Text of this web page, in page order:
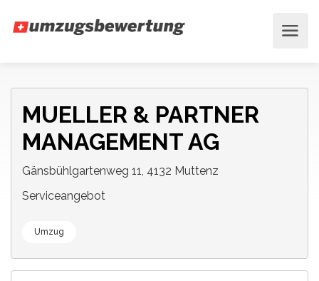
MUELLER & PARTNER
MANAGEMENT AG
Gänsbühlgartenweg 11, 4132 Muttenz
Serviceangebot
Umzug